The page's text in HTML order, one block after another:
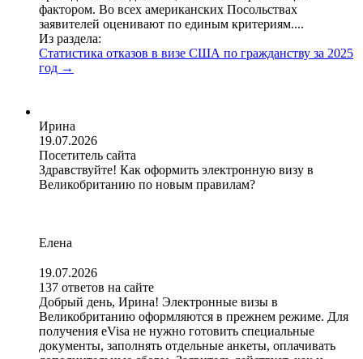
фактором. Во всех американских Посольствах
заявителей оценивают по единым критериям....
Из раздела:
Статистика отказов в визе США по гражданству за 2025
год →
Ирина
19.07.2026
Посетитель сайта
Здравствуйте! Как оформить электронную визу в
Великобританию по новым правилам?
Елена
19.07.2026
137 ответов на сайте
Добрый день, Ирина! Электронные визы в
Великобританию оформляются в прежнем режиме. Для
получения eVisa не нужно готовить специальные
документы, заполнять отдельные анкеты, оплачивать